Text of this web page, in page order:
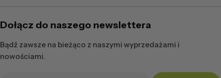
Dołącz do naszego newslettera
Bądź zawsze na bieżąco z naszymi wyprzedażami i
nowościami.